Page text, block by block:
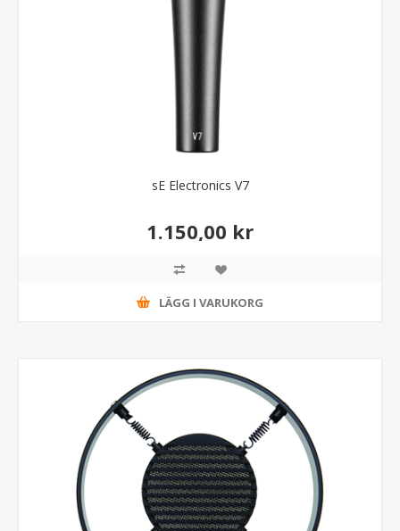
sE Electronics V7
1.150,00 kr
LÄGG I VARUKORG